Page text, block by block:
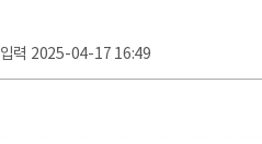
입력 2025-04-17 16:49